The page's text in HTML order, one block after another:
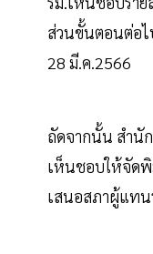
ส่วนขั้นตอนต่อไ
28 มี.ค.2566
ถัดจากนั้น สำนั
เห็นชอบให้จัดพิ
เสนอสภาผู้แท